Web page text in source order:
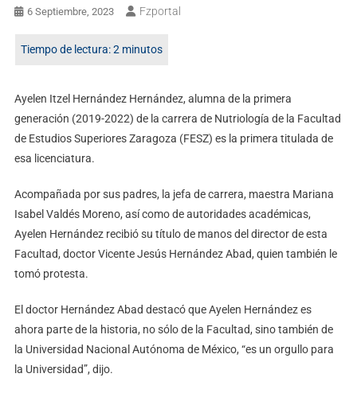
6 Septiembre, 2023 Fzportal
Ayelen Itzel Hernández Hernández, alumna de la primera
generación (2019-2022) de la carrera de Nutriología de la Facultad
de Estudios Superiores Zaragoza (FESZ) es la primera titulada de
esa licenciatura.
Acompañada por sus padres, la jefa de carrera, maestra Mariana
Isabel Valdés Moreno, así como de autoridades académicas,
Ayelen Hernández recibió su título de manos del director de esta
Facultad, doctor Vicente Jesús Hernández Abad, quien también le
tomó protesta.
El doctor Hernández Abad destacó que Ayelen Hernández es
ahora parte de la historia, no sólo de la Facultad, sino también de
la Universidad Nacional Autónoma de México, “es un orgullo para
la Universidad”, dijo.